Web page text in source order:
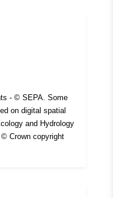
- © SEPA. Some
on digital spatial
and Hydrology
Crown copyright